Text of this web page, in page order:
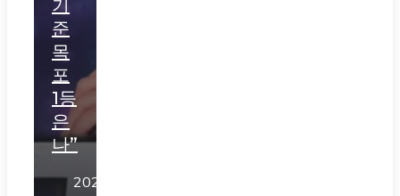
기
준
목
포
1등
은
나”
2026